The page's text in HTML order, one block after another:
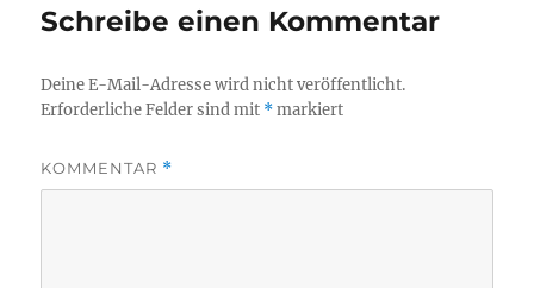
Schreibe einen Kommentar
Deine E-Mail-Adresse wird nicht veröffentlicht.
Erforderliche Felder sind mit *markiert
KOMMENTAR *